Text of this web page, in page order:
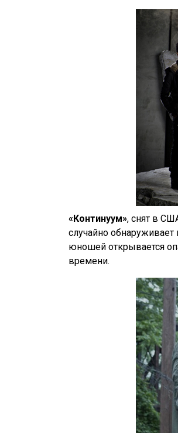
«Континуум», снят в
случайно обнаруживает
юношей открывается
времени.